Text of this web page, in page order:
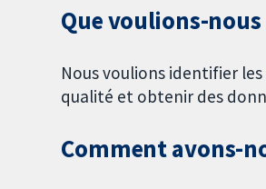
Que voulions-
Nous voulions identifier
qualité et obtenir des
Comment avons-